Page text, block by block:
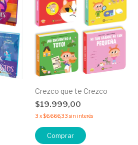
Crezco que te Crezco
$19.999,00
3 x$6.666,33 sin interés
Comprar